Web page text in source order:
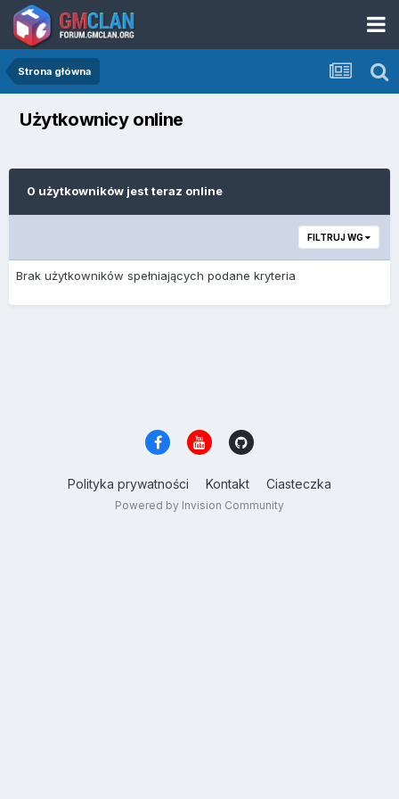
Strona główna
Użytkownicy online
0 użytkowników jest teraz online
FILTRUJ WG
Brak użytkowników spełniających podane kryteria
Polityka prywatności Kontakt Ciasteczka
Powered by Invision Community